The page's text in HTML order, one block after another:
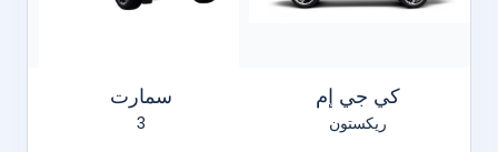
كي جي إم
ريكستون
سمارت
3